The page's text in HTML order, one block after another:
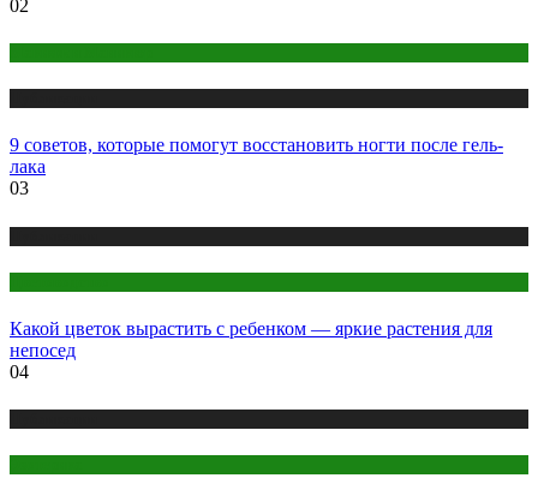
02
9 советов, которые помогут восстановить ногти после гель-
лака
03
Какой цветок вырастить с ребенком — яркие растения для
непосед
04